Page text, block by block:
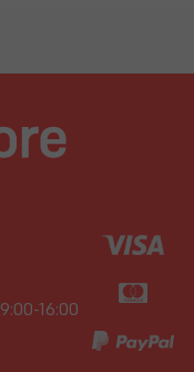
16:00